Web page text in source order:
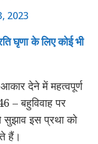
2023
घृणा के लिए कोई भी
देने में महत्वपूर्ण
– बहुविवाह पर
सुझाव इस प्रथा को
हैं।